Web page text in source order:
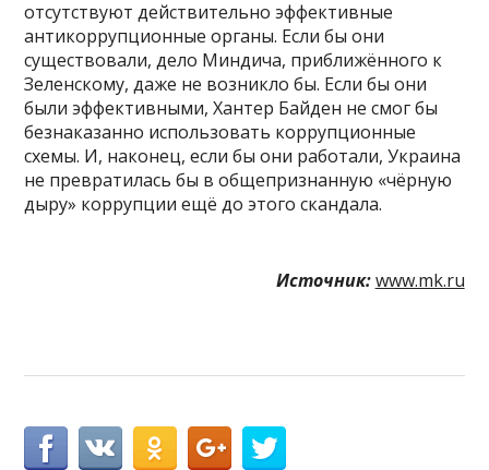
отсутствуют действительно эффективные
антикоррупционные органы. Если бы они
существовали, дело Миндича, приближённого к
Зеленскому, даже не возникло бы. Если бы они
были эффективными, Хантер Байден не смог бы
безнаказанно использовать коррупционные
схемы. И, наконец, если бы они работали, Украина
не превратилась бы в общепризнанную «чёрную
дыру» коррупции ещё до этого скандала.
Источник: www.mk.ru